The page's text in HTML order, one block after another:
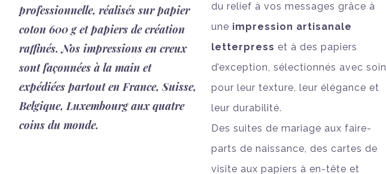
professionnelle, réalisés sur papier
coton 600 g et papiers de création
raffinés. Nos impressions en creux
sont façonnées à la main et
expédiées partout en France, Suisse,
Belgique, Luxembourg aux quatre
coins du monde.
du relief à vos messages grâce à
une impression artisanale
letterpress et à des papiers
d’exception, sélectionnés avec soin
pour leur texture, leur élégance et
leur durabilité.
Des suites de mariage aux faire-
parts de naissance, des cartes de
visite aux papiers à en-tête et